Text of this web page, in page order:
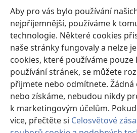
Aby pro vás bylo používání
nejpříjemnější, používáme k
technologie. Některé cookies
naše stránky fungovaly a nelze
cookies, které používáme
používání stránek, se můžete
přijmete nebo odmítnete.
nebo získáme, nebudou nikdy
k marketingovým účelům.
více, přečtěte si Celosvětové
nové
okno) ONLINE KNIHOVNA Strážné věže
(otevřeno
nové
okno)JW Hub®
(otevřeno
nové
okno)JW Library
Watchtower Library